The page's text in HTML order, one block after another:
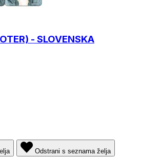
- SLOVENSKA
Odstrani s seznama želja